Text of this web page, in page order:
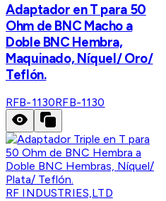
Adaptador en T para 50
Ohm de BNC Macho a
Doble BNC Hembra,
Maquinado, Níquel/ Oro/
Teflón.
RFB-1130RFB-1130
RF INDUSTRIES,LTD